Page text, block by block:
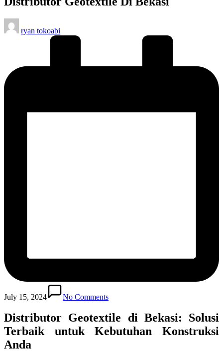
Posted
by
ryan tokoabi
July 15, 2024 No Comments
Distributor Geotextile di Bekasi: Solusi
Terbaik untuk Kebutuhan Konstruksi
Anda